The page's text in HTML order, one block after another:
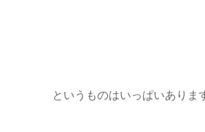
というものはいっぱいありま